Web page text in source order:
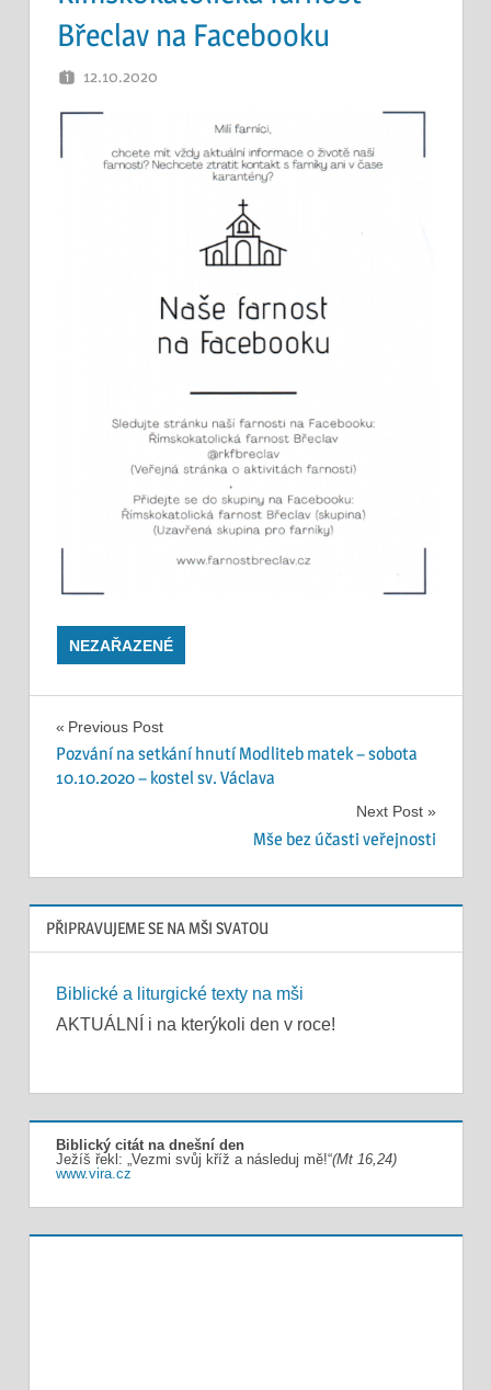
Břeclav na Facebooku
12.10.2020
NEZAŘAZENÉ
Navigace
pro
Previous Post
Pozvání na setkání hnutí Modliteb matek – sobota
10.10.2020 – kostel sv. Václava
Next Post
Mše bez účasti veřejnosti
PŘIPRAVUJEME SE NA MŠI SVATOU
Biblické a liturgické texty na mši
AKTUÁLNÍ i na kterýkoli den v roce!
Biblický citát na dnešní den
Ježíš řekl: „Vezmi svůj kříž a následuj mě!“(Mt 16,24)
www.vira.cz